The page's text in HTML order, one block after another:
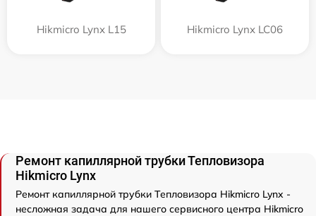
Hikmicro Lynx L15 Hikmicro Lynx LC06
Ремонт капиллярной трубки Тепловизора
Hikmicro Lynx
Ремонт капиллярной трубки Тепловизора Hikmicro Lynx -
несложная задача для нашего сервисного центра Hikmicro